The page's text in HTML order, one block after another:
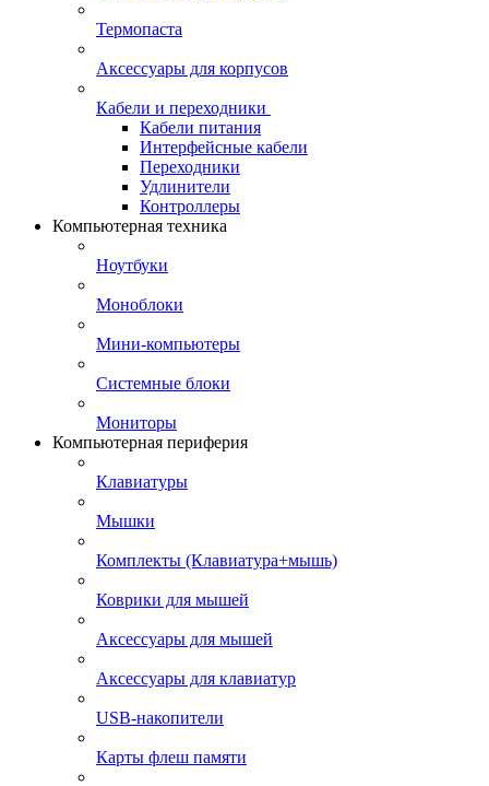
Термопаста
Аксессуары для корпусов
Кабели и переходники
Кабели питания
Интерфейсные кабели
Переходники
Удлинители
Контроллеры
Компьютерная техника
Ноутбуки
Моноблоки
Мини-компьютеры
Системные блоки
Мониторы
Компьютерная периферия
Клавиатуры
Мышки
Комплекты (Клавиатура+мышь)
Коврики для мышей
Аксессуары для мышей
Аксессуары для клавиатур
USB-накопители
Карты флеш памяти